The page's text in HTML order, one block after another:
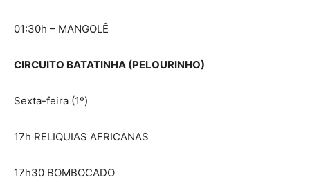
01:30h – MANGOLÊ
CIRCUITO BATATINHA (PELOURINHO)
Sexta-feira (1º)
17h RELIQUIAS AFRICANAS
17h30 BOMBOCADO